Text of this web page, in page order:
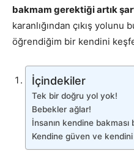
bakmam gerektiği artık
karanlığından çıkış
öğrendiğim bir kendini
İçindekiler
Tek bir doğru yol yok!
Bebekler ağlar!
İnsanın kendine
Kendine güven ve